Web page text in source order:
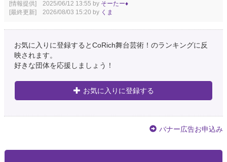
[情報提供] 2025/06/12 13:55 by そーたー♦︎
[最終更新] 2026/08/03 15:20 by くま
お気に入りに登録するとCoRich舞台芸術！のランキングに反
映されます。
好きな団体を応援しましょう！
お気に入りに登録する
バナー広告お申込み